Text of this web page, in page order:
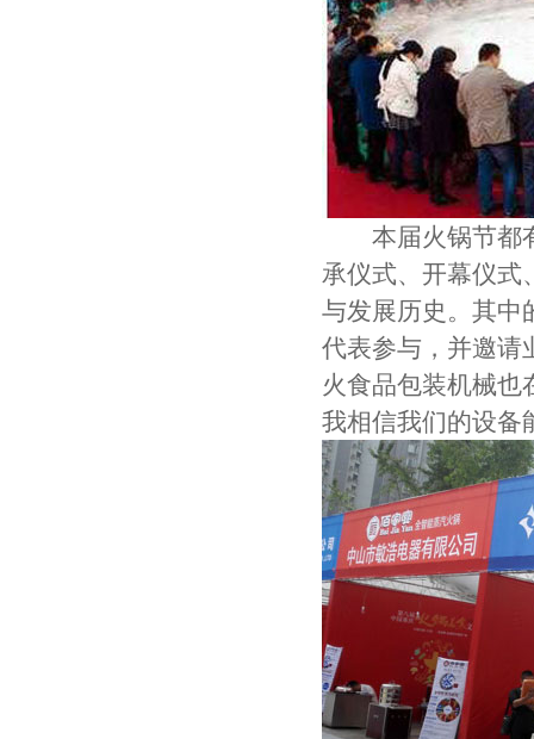
本届火锅节都有
承仪式、开幕仪式
与发展历史。其中
代表参与，并邀请
火食品包装机械也
我相信我们的设备